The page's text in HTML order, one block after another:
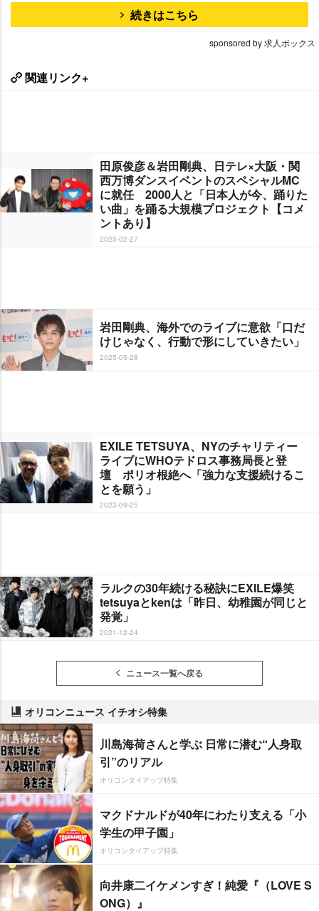
続きはこちら
sponsored by 求人ボックス
関連リンク+
田原俊彦＆岩田剛典、日テレ×大阪・関
西万博ダンスイベントのスペシャルMC
に就任 2000人と「日本人が今、踊りた
い曲」を踊る大規模プロジェクト【コメ
ントあり】
2025-02-27
田剛典、海外でのライブに意欲「口だ
けじゃなく、行動で形にしていきたい」
2025-05-28
EXILE TETSUYA、NYのチャリティー
ライブにWHOテドロス事務局長と登
壇 ポリオ根絶へ「強力な支援続けるこ
とを願う」
2023-09-25
ラルクの30年続ける秘訣にEXILE爆笑
tetsuyaとkenは「昨日、幼稚園が同じと
発覚」
2021-12-24
ニュース一覧へ戻る
オリコンニュース イチオシ特集
川島海荷さんと学ぶ 日常に潜む“人身取
引”のリアル
オリコンタイアップ特集
マクドナルドが40年にわたり支える「小
学生の甲子園」
オリコンタイアップ特集
向井康二イケメンすぎ！純愛『（LOVE S
ONG）』